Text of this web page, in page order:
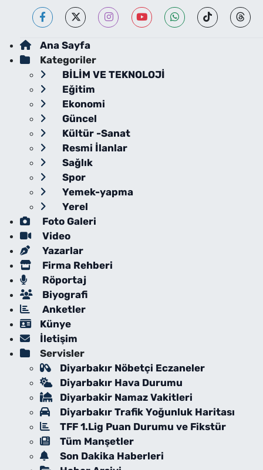
Ana Sayfa
Kategoriler
BİLİM VE TEKNOLOJİ
Eğitim
Ekonomi
Güncel
Kültür -Sanat
Resmi İlanlar
Sağlık
Spor
Yemek-yapma
Yerel
Foto Galeri
Video
Yazarlar
Firma Rehberi
Röportaj
Biyografi
Anketler
Künye
İletişim
Servisler
Diyarbakır Nöbetçi Eczaneler
Diyarbakır Hava Durumu
Diyarbakir Namaz Vakitleri
Diyarbakır Trafik Yoğunluk Haritası
TFF 1.Lig Puan Durumu ve Fikstür
Tüm Manşetler
Son Dakika Haberleri